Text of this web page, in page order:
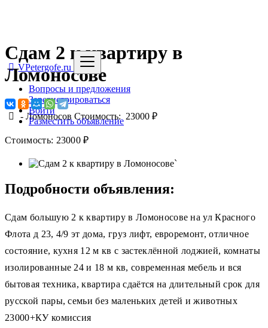
VPetergofe.ru
Вопросы и предложения
Зарегистрироваться
Войти
Разместить объявление
Сдам 2 к квартиру в
Ломоносове
-ЛомоносовСтоимость: 23000 ₽
Стоимость: 23000 ₽
`
Подробности объявления:
Сдам большую 2 к квартиру в Ломоносове на ул Красного
Флота д 23, 4/9 эт дома, груз лифт, евроремонт, отличное
состояние, кухня 12 м кв с застеклённой лоджией, комнаты
изолированные 24 и 18 м кв, современная мебель и вся
бытовая техника, квартира сдаётся на длительный срок для
русской пары, семьи без маленьких детей и животных
23000+КУ комиссия